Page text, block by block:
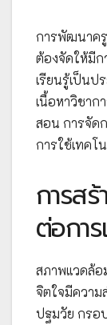
การพัฒนาค
ต้องจัดให้มี
เรียนรู้เป็นป
เนื้อหาวิชาก
สอน การจัด
การใช้เทคโ
การส
ต่อกา
สภาพแวดล้อ
จิตใจมีความ
ปฐมวัย กรอ